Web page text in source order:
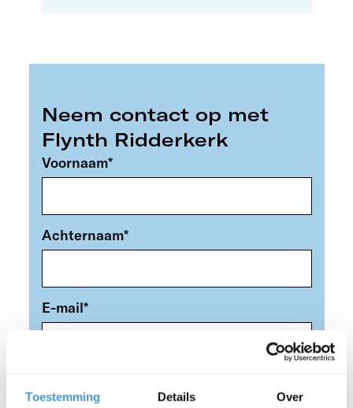
Toestemming Details Over
Neem contact op met
Flynth Ridderkerk
Voornaam*
Achternaam*
E-mail*